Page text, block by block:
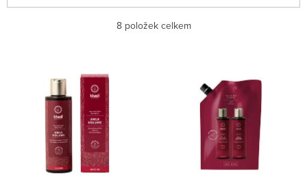
Nejprodávanější
Abecedně
8položek celkem